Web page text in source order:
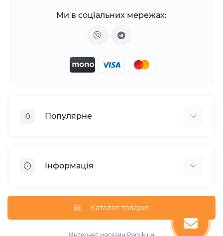
Ми в соціальних мережах:
Популярне
Вакуумні вібратори
Лубрикант на водній основі
Духи з феромонами
Інформація
Публічна оферта
Карта сайту
Каталог товарів